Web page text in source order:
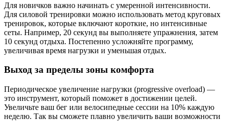
Для новичков важно начинать с умеренной интенсивности.
Для силовой тренировки можно использовать метод круговых
тренировок, которые включают короткие, но интенсивные
сеты. Например, 20 секунд вы выполняете упражнения, затем
10 секунд отдыха. Постепенно усложняйте программу,
увеличивая время нагрузки и уменьшая отдых.
Выход за пределы зоны комфорта
Периодическое увеличение нагрузки (progressive overload) —
это инструмент, который поможет в достижении целей.
Увеличьте ваш бег или велосипедные сессии на 10% каждую
неделю. Так вы сможете плавно увеличить ваши возможности